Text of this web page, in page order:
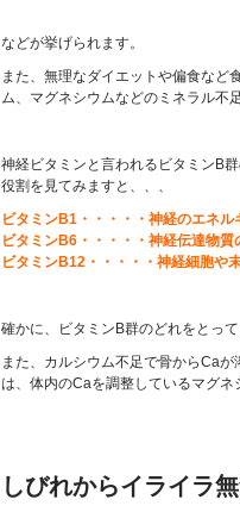
などが挙げられます。
また、無理なダイエットや偏食など
ム、マグネシウムなどのミネラル不
神経ビタミンと言われるビタミンB
役割を見てみますと、、、
ビタミンB1・・・・・神経のエネル
ビタミンB6・・・・・神経伝達物質
ビタミンB12・・・・・神経細胞や
確かに、ビタミンB群のどれをとっ
また、カルシウム不足で骨からCa
は、体内のCaを調整しているマグネ
しびれからイライラ